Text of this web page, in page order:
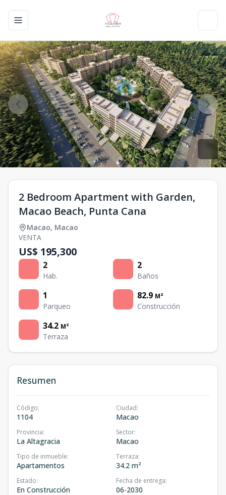
Toggle navigation menu
2 Bedroom Apartment with Garden,
Macao Beach, Punta Cana
Macao, Macao
VENTA
US$ 195,300
2
Hab.
2
Baños
1
Parqueo
82.9 M²
Construcción
34.2 M²
Terraza
Resumen
Código:
1104
Ciudad:
Macao
Provincia:
La Altagracia
Sector:
Macao
Tipo de inmueble:
Apartamentos
Terraza:
34.2 m²
Estado:
En Construcción
Fecha de entrega:
06-2030